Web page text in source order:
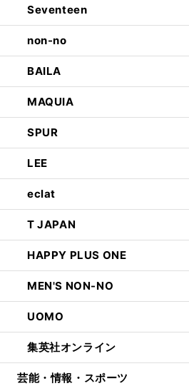
Seventeen
non-no
BAILA
MAQUIA
SPUR
LEE
eclat
T JAPAN
HAPPY PLUS ONE
MEN'S NON-NO
UOMO
集英社オンライン
芸能・情報・スポーツ